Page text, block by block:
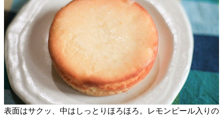
表面はサクッ、中はしっとりほろほろ。レモンピール入りの